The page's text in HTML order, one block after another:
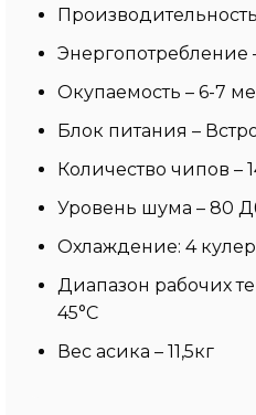
Энергопотребление
Окупаемость – 6-7
Блок питания –
Количество чипов –
Уровень шума – 80
Охлаждение: 4
Диапазон рабочих
45°C
Вес асика – 11,5кг